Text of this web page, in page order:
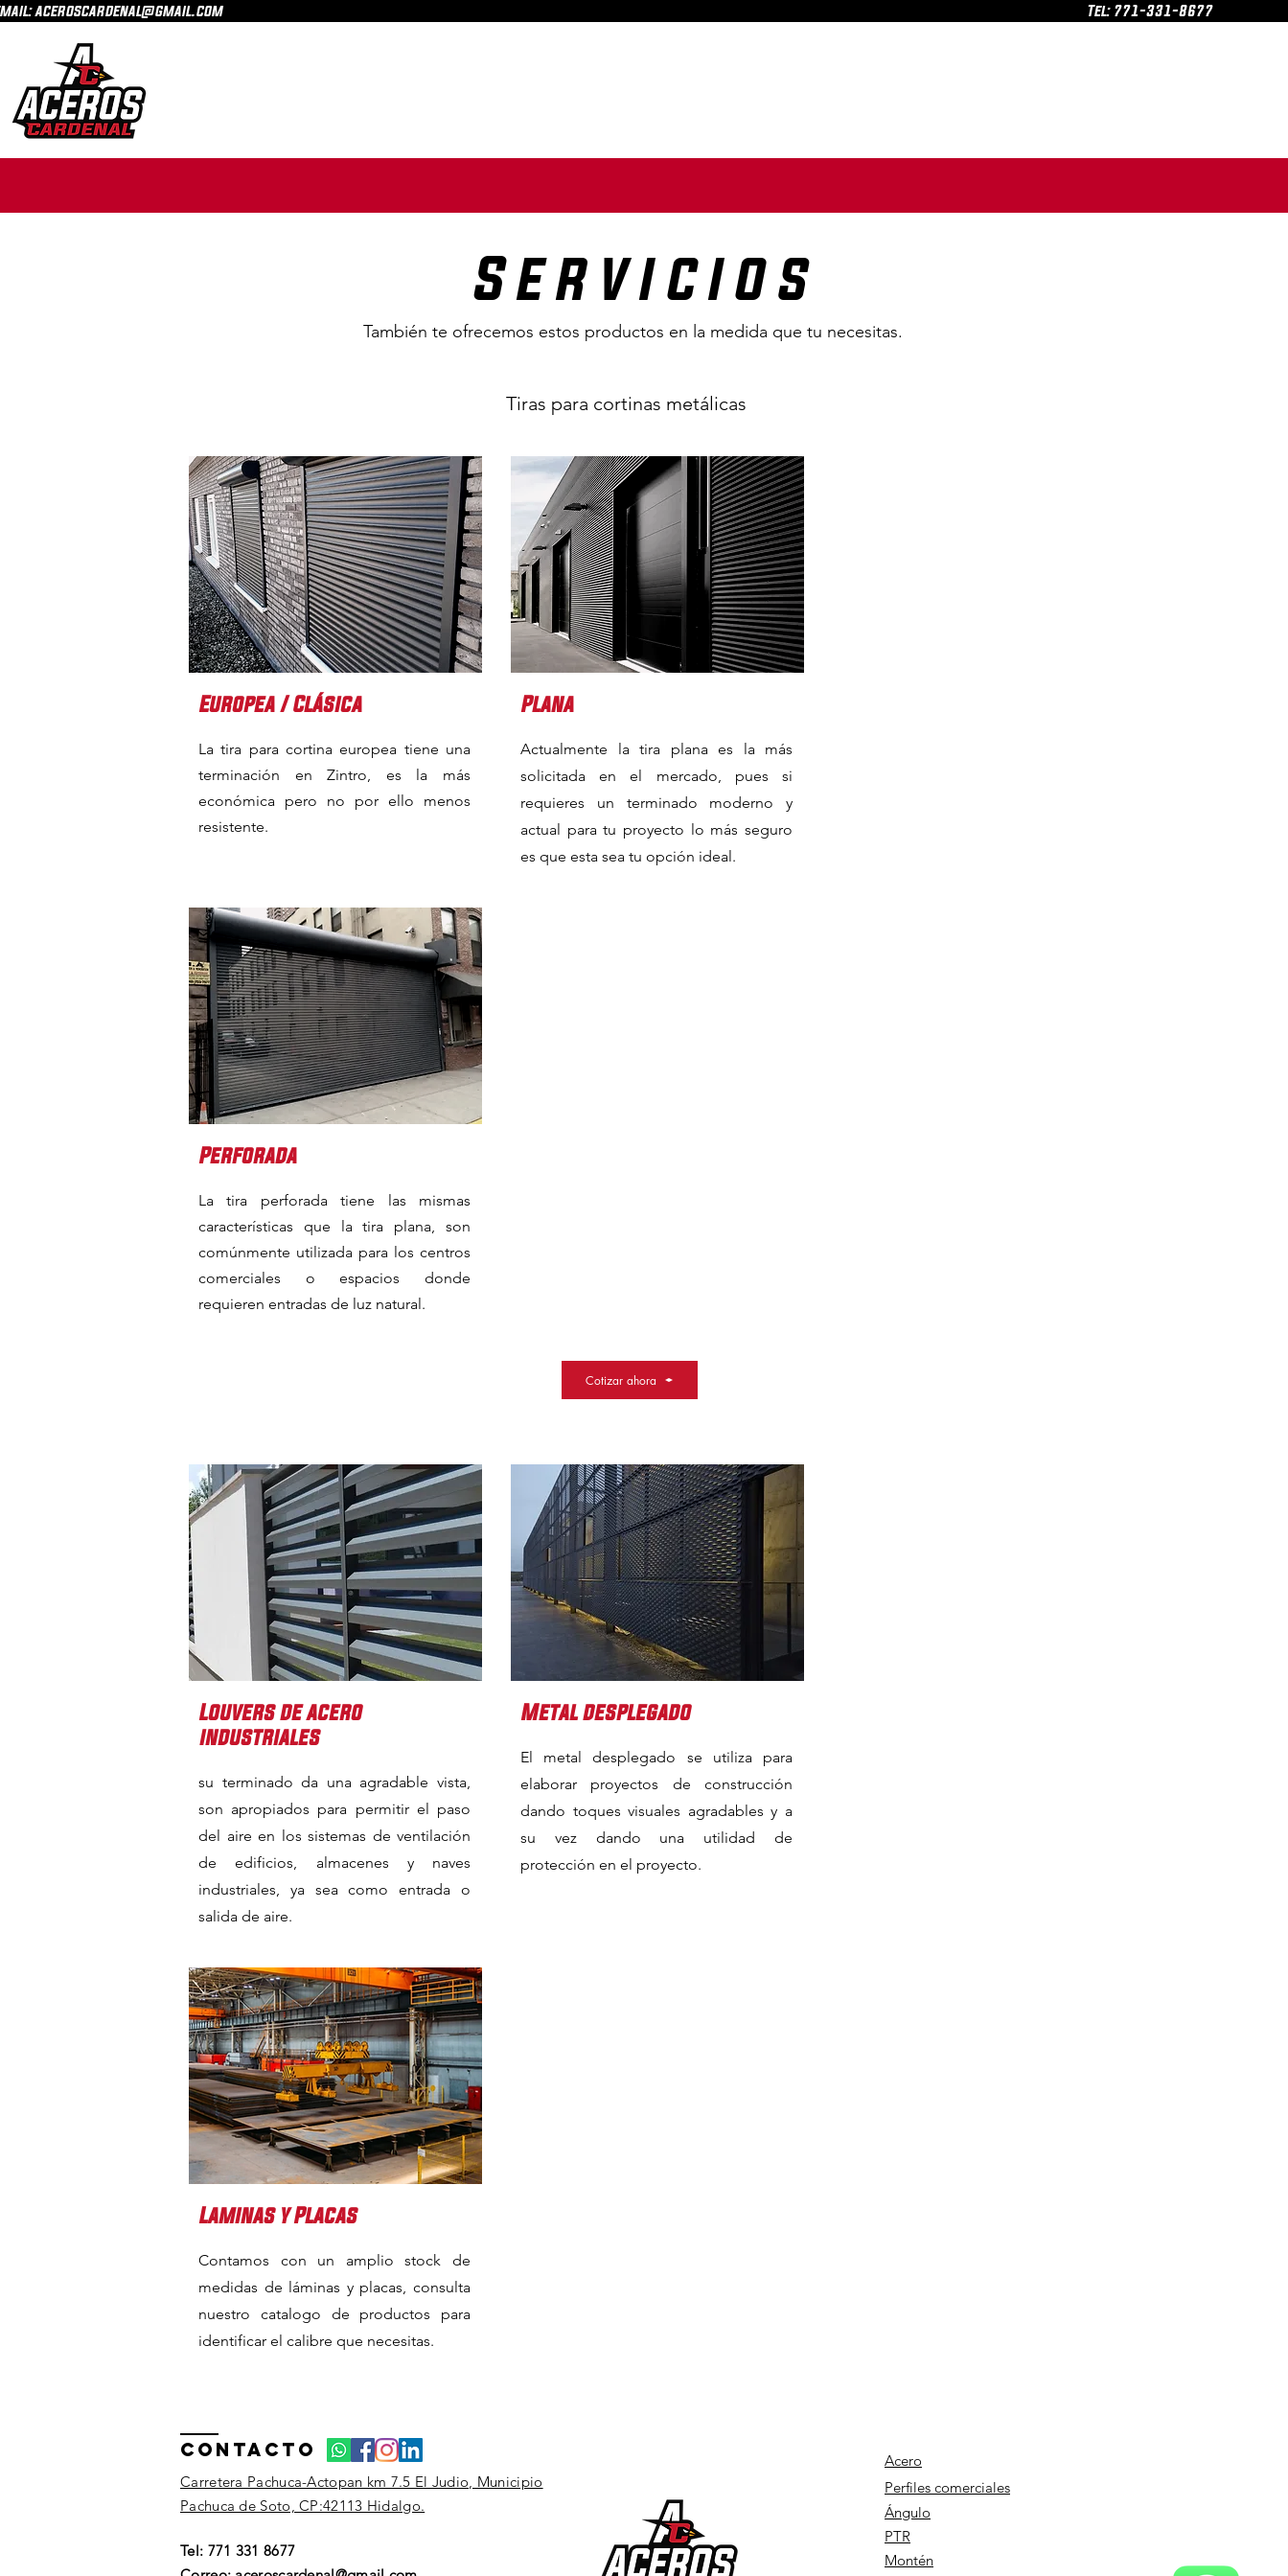
Tel: 771-331-8677
aceroscardenal@gmail.com
Servicios
También te ofrecemos estos productos en la medida que tu necesitas.
Tiras para cortinas metálicas
Europea / Clásica
La tira para cortina europea tiene una
terminación en Zintro, es la más
económica pero no por ello menos
resistente.
Plana
Actualmente la tira plana es la más
solicitada en el mercado, pues si
requieres un terminado moderno y
actual para tu proyecto lo más seguro
es que esta sea tu opción ideal.
Perforada
La tira perforada tiene las mismas
características que la tira plana, son
comúnmente utilizada para los centros
comerciales o espacios donde
requieren entradas de luz natural.
Cotizar ahora
Louvers de acero
industriales
su terminado da una agradable vista,
son apropiados para permitir el paso
del aire en los sistemas de ventilación
de edificios, almacenes y naves
industriales, ya sea como entrada o
salida de aire.
Metal desplegado
El metal desplegado se utiliza para
elaborar proyectos de construcción
dando toques visuales agradables y a
su vez dando una utilidad de
protección en el proyecto.
Laminas y Placas
Contamos con un amplio stock de
medidas de láminas y placas, consulta
nuestro catalogo de productos para
identificar el calibre que necesitas.
Contacto
Carretera Pachuca-Actopan km 7.5 El Judio, Municipio
Pachuca de Soto, CP:42113 Hidalgo.
Tel: 771 331 8677
Acero
Perfiles comerciales
Ángulo
PTR
Montén